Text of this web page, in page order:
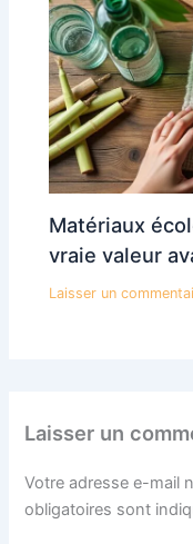
Matériaux
vraie valeur
Laisser un
Laisser un
Votre adresse e-mail
obligatoires sont